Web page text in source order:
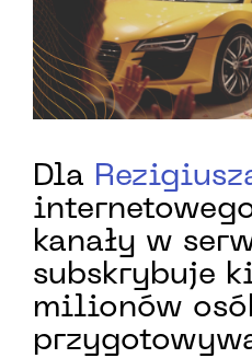
Dla
kanały w
subskrybuje
milionów